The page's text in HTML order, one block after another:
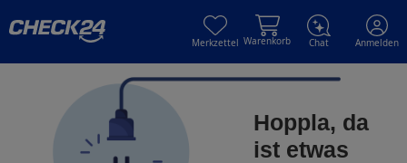
Merkzettel Warenkorb Chat Anmelden
Hoppla, da
ist etwas